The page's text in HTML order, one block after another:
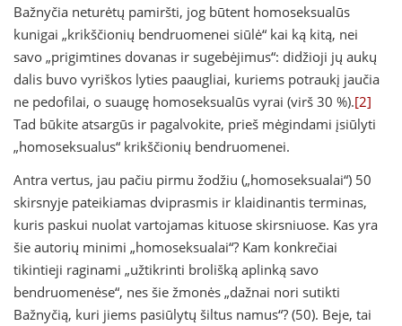
Bažnyčia neturėtų pamiršti, jog būtent homoseksualūs
kunigai „krikščionių bendruomenei siūlė“ kai ką kitą, nei
savo „prigimtines dovanas ir sugebėjimus“: didžioji jų aukų
dalis buvo vyriškos lyties paaugliai, kuriems potraukį jaučia
ne pedofilai, o suaugę homoseksualūs vyrai (virš 30 %).[2]
Tad būkite atsargūs ir pagalvokite, prieš mėgindami įsiūlyti
„homoseksualus“ krikščionių bendruomenei.
Antra vertus, jau pačiu pirmu žodžiu („homoseksualai“) 50
skirsnyje pateikiamas dviprasmis ir klaidinantis terminas,
kuris paskui nuolat vartojamas kituose skirsniuose. Kas yra
šie autorių minimi „homoseksualai“? Kam konkrečiai
tikintieji raginami „užtikrinti brolišką aplinką savo
bendruomenėse“, nes šie žmonės „dažnai nori sutikti
Bažnyčią, kuri jiems pasiūlytų šiltus namus“? (50). Beje, tai